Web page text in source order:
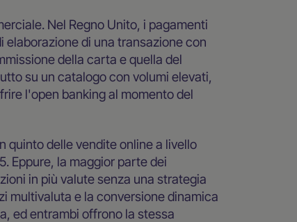
Nel Regno Unito, i pagamenti
di una transazione con
della carta e quella del
su un catalogo con volumi elevati,
l'open banking al momento del
quinto delle vendite online a livello
Eppure, la maggior parte dei
in più valute senza una strategia
multivaluta e la conversione dinamica
ed entrambi offrono la stessa